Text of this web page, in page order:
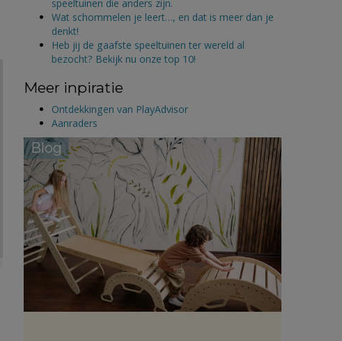
speeltuinen die anders zijn.
Wat schommelen je leert…, en dat is meer dan je
denkt!
Heb jij de gaafste speeltuinen ter wereld al
bezocht? Bekijk nu onze top 10!
Meer inpiratie
Ontdekkingen van PlayAdvisor
Aanraders
Blog